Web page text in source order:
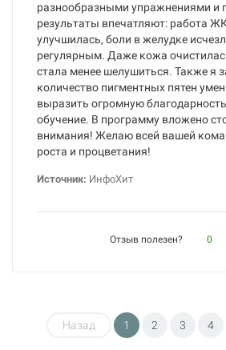
разнообразными упражнениями и
результаты впечатляют: работа
улучшилась, боли в желудке
регулярным. Даже кожа
стала менее шелушиться. Также я
количество пигментных пятен
выразить огромную
обучение. В программу вложено
внимания! Желаю всей вашей
роста и процветания!
Источник: ИнфоХит
Отзыв полезен? 0
Назад 1 2 3 4